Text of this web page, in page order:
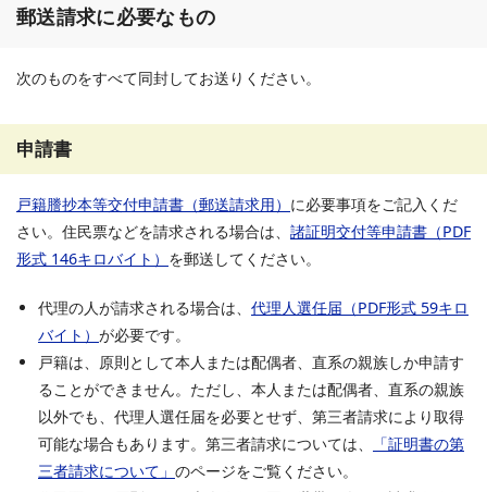
郵送請求に必要なもの
次のものをすべて同封してお送りください。
申請書
戸籍謄抄本等交付申請書（郵送請求用） に必要事項をご記入くだ
さい。住民票などを請求される場合は、 諸証明交付等申請書（PDF
形式 146キロバイト） を郵送してください。
代理の人が請求される場合は、 代理人選任届（PDF形式 59キロ
バイト） が必要です。
戸籍は、原則として本人または配偶者、直系の親族しか申請す
ることができません。ただし、本人または配偶者、直系の親族
以外でも、代理人選任届を必要とせず、第三者請求により取得
可能な場合もあります。第三者請求については、
「証明書の第
三者請求について」 のページをご覧ください。